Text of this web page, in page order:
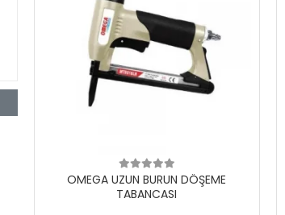
OMEGA UZUN BURUN DÖŞEME
TABANCASI